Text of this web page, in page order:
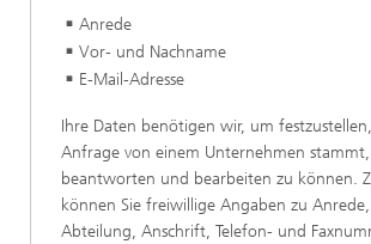
Anrede
Vor- und Nachname
E-Mail-Adresse
Ihre Daten benötigen wir, um
Anfrage von einem Unternehmen
beantworten und bearbeiten zu können.
können Sie freiwillige Angaben zu
Abteilung, Anschrift, Telefon- und